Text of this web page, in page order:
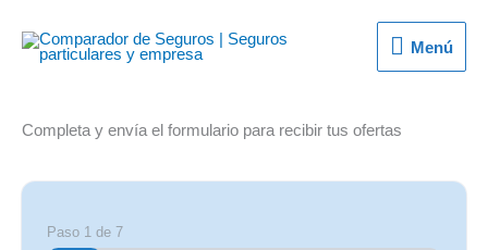
contenido
Menú
Menú
Completa y envía el formulario para recibir tus ofertas
Paso 1 de7